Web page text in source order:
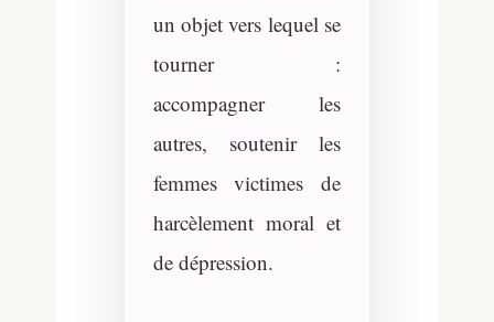
un objet vers lequel se
tourner :
accompagner les
autres, soutenir les
femmes victimes de
harcèlement moral et
de dépression.